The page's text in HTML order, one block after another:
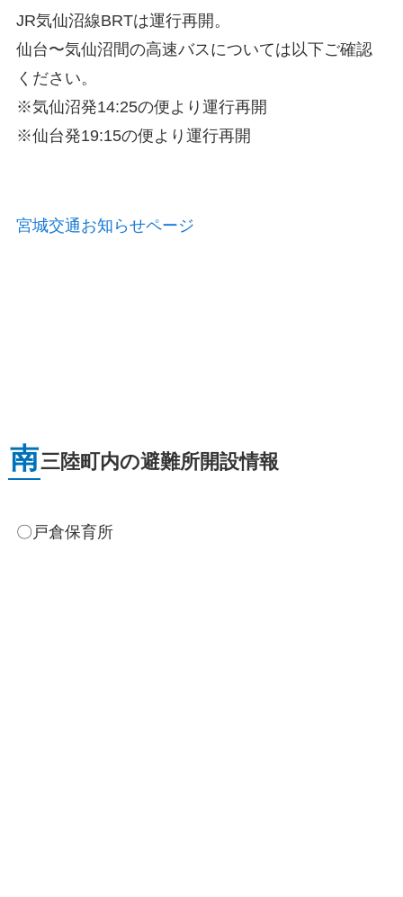
JR気仙沼線BRTは運行再開。
仙台〜気仙沼間の高速バスについては以下ご確認
ください。
※気仙沼発14:25の便より運行再開
※仙台発19:15の便より運行再開
宮城交通お知らせページ
南三陸町内の避難所開設情報
〇戸倉保育所